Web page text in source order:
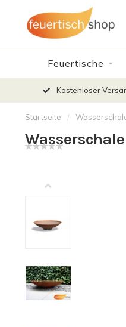
Feuertische
Kostenloser
Startseite /